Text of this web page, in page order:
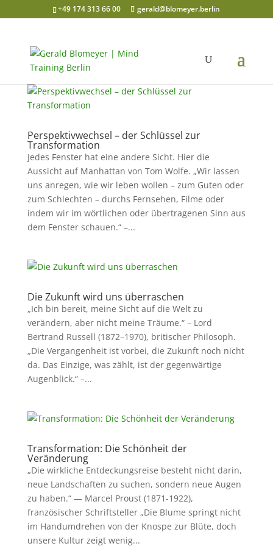
+49 174 313 66 00 gerald@blomeyer.berlin
Perspektivwechsel – der Schlüssel zur
Transformation
Jedes Fenster hat eine andere Sicht. Hier die
Aussicht auf Manhattan von Tom Wolfe. „Wir lassen
uns anregen, wie wir leben wollen – zum Guten oder
zum Schlechten – durchs Fernsehen, Filme oder
indem wir im wörtlichen oder übertragenen Sinn aus
dem Fenster schauen.“ –...
Die Zukunft wird uns überraschen
„Ich bin bereit, meine Sicht auf die Welt zu
verändern, aber nicht meine Träume.“ – Lord
Bertrand Russell (1872–1970), britischer Philosoph.
„Die Vergangenheit ist vorbei, die Zukunft noch nicht
da. Das Einzige, was zählt, ist der gegenwärtige
Augenblick.“ –...
Transformation: Die Schönheit der
Veränderung
„Die wirkliche Entdeckungsreise besteht nicht darin,
neue Landschaften zu suchen, sondern neue Augen
zu haben.“ — Marcel Proust (1871-1922),
französischer Schriftsteller „Die Blume springt nicht
im Handumdrehen von der Knospe zur Blüte, doch
unsere Kultur zeigt wenig...